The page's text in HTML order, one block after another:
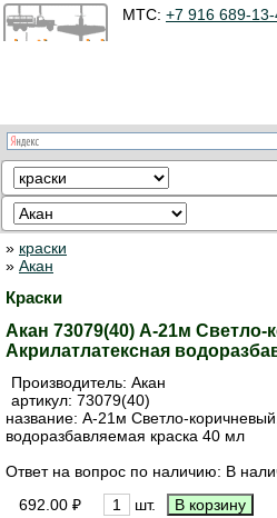
МТС: +7 916 689-13-
» краски
» Акан
Краски
Акан 73079(40) А-21м Светло-
Акрилатлатексная
Производитель: Акан
артикул: 73079(40)
название: А-21м Светло-
водоразбавляемая краска 40 мл
Ответ на вопрос по наличию: В
692.00 ₽
шт.